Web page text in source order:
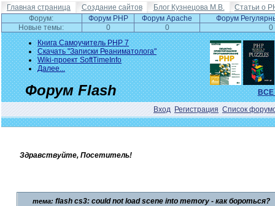
Главная страница Создание сайтов Блог Кузнецова М.В.
Статьи о
Форум:
Форум PHP Форум Apache
Форум
Новые темы:
0 0
0
Книга Самоучитель PHP 7
Скачать "Записки Реаниматолога"
Wiki-проект SoftTimeInfo
Далее...
ВСЕ
Форум Flash
Вход Регистрация Список
Здравствуйте, Посетитель!
тема: flash cs3: could not load scene into memory - как бороться?